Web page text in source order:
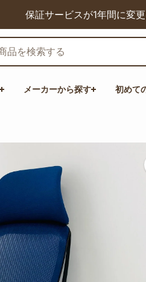
保証サービスが1年間に変
メーカーから探す 初めて